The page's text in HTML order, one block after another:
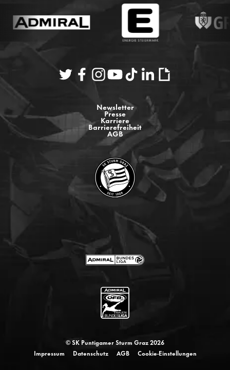
Newsletter
Presse
Karriere
Barrierefreiheit
AGB
© SK Puntigamer Sturm Graz 2026
Impressum
Datenschutz AGB Cookie-Einstellungen